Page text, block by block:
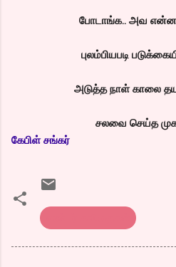
போடாங்க.. அவ என்ன
புலம்பியபடி
அடுத்த நாள் காலை
சலவை செய்த
கேபிள் சங்கர்